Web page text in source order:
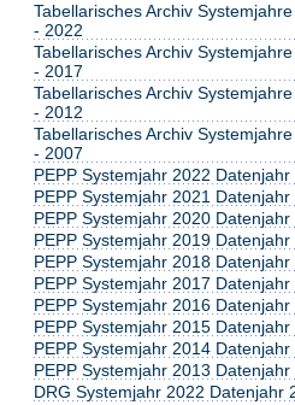
Tabellarisches Archiv
- 2022
Tabellarisches Archiv
- 2017
Tabellarisches Archiv
- 2012
Tabellarisches Archiv
- 2007
PEPP Systemjahr 2022 Datenjahr
PEPP Systemjahr 2021 Datenjahr
PEPP Systemjahr 2020 Datenjahr
PEPP Systemjahr 2019 Datenjahr
PEPP Systemjahr 2018 Datenjahr
PEPP Systemjahr 2017 Datenjahr
PEPP Systemjahr 2016 Datenjahr
PEPP Systemjahr 2015 Datenjahr
PEPP Systemjahr 2014 Datenjahr
PEPP Systemjahr 2013 Datenjahr
DRG Systemjahr 2022 Datenjahr